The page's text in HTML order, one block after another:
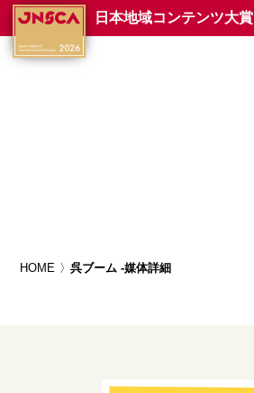
日本地域コンテンツ大賞
HOME 呉ブーム -媒体詳細